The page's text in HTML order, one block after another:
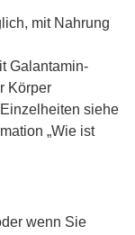
mit Nahrung
Galantamin-
Körper
siehe
„Wie ist
wenn Sie